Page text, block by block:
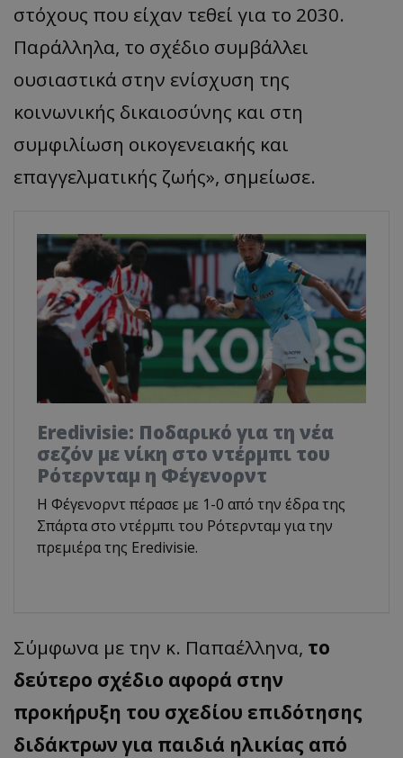
στόχους που είχαν τεθεί για το 2030.
Παράλληλα, το σχέδιο συμβάλλει
ουσιαστικά στην ενίσχυση της
κοινωνικής δικαιοσύνης και στη
συμφιλίωση οικογενειακής και
επαγγελματικής ζωής», σημείωσε.
Eredivisie: Ποδαρικό για τη νέα
σεζόν με νίκη στο ντέρμπι του
Ρότερνταμ η Φέγενορντ
Η Φέγενορντ πέρασε με 1-0 από την έδρα της
Σπάρτα στο ντέρμπι του Ρότερνταμ για την
πρεμιέρα της Eredivisie.
Σύμφωνα με την κ. Παπαέλληνα, το
δεύτερο σχέδιο αφορά στην
προκήρυξη του σχεδίου επιδότησης
διδάκτρων για παιδιά ηλικίας από